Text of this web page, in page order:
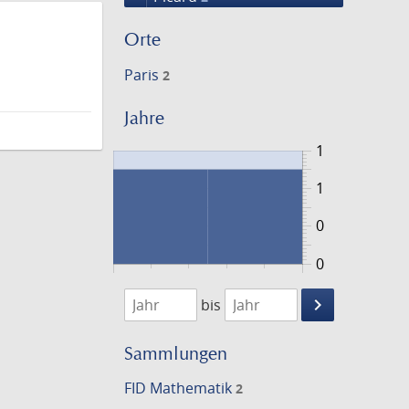
Orte
Paris 2
Jahre
0
1
0
1
1909
1955
bis
keyboard_arrow_right
Suche
Sammlungen
FID Mathematik 2